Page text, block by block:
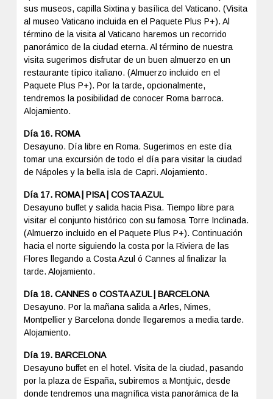
sus museos, capilla Sixtina y basílica del Vaticano. (Visita
al museo Vaticano incluida en el Paquete Plus P+). Al
término de la visita al Vaticano haremos un recorrido
panorámico de la ciudad eterna. Al término de nuestra
visita sugerimos disfrutar de un buen almuerzo en un
restaurante típico italiano. (Almuerzo incluido en el
Paquete Plus P+). Por la tarde, opcionalmente,
tendremos la posibilidad de conocer Roma barroca.
Alojamiento.
Día 16. ROMA
Desayuno. Día libre en Roma. Sugerimos en este día
tomar una excursión de todo el día para visitar la ciudad
de Nápoles y la bella isla de Capri. Alojamiento.
Día 17. ROMA | PISA | COSTA AZUL
Desayuno buffet y salida hacia Pisa. Tiempo libre para
visitar el conjunto histórico con su famosa Torre Inclinada.
(Almuerzo incluido en el Paquete Plus P+). Continuación
hacia el norte siguiendo la costa por la Riviera de las
Flores llegando a Costa Azul ó Cannes al finalizar la
tarde. Alojamiento.
Día 18. CANNES o COSTA AZUL | BARCELONA
Desayuno. Por la mañana salida a Arles, Nimes,
Montpellier y Barcelona donde llegaremos a media tarde.
Alojamiento.
Día 19. BARCELONA
Desayuno buffet en el hotel. Visita de la ciudad, pasando
por la plaza de España, subiremos a Montjuic, desde
donde tendremos una magnífica vista panorámica de la